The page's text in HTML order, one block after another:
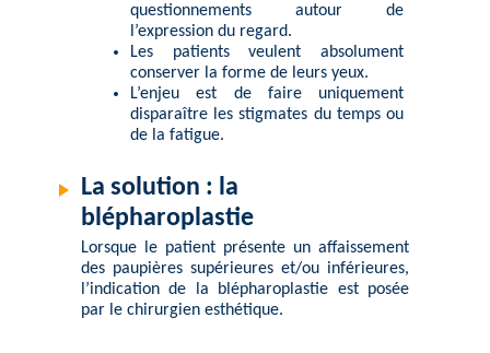
questionnements autour de
l’expression du regard.
Les patients veulent absolument
conserver la forme de leurs yeux.
L’enjeu est de faire uniquement
disparaître les stigmates du temps ou
de la fatigue.
La solution : la
blépharoplastie
Lorsque le patient présente un affaissement
des paupières supérieures et/ou inférieures,
l’indication de la
blépharoplastie est posée
par le chirurgien esthétique.